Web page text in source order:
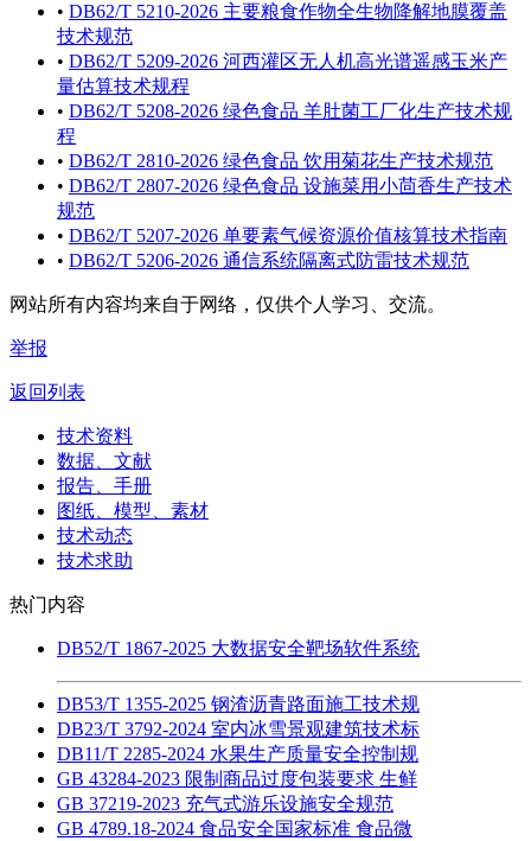
• DB62/T 5210-2026 主要粮食作物全生物降解地膜覆盖
技术规范
• DB62/T 5209-2026 河西灌区无人机高光谱遥感玉米产
量估算技术规程
• DB62/T 5208-2026 绿色食品 羊肚菌工厂化生产技术规
程
• DB62/T 2810-2026 绿色食品 饮用菊花生产技术规范
• DB62/T 2807-2026 绿色食品 设施菜用小茴香生产技术
规范
• DB62/T 5207-2026 单要素气候资源价值核算技术指南
• DB62/T 5206-2026 通信系统隔离式防雷技术规范
网站所有内容均来自于网络，仅供个人学习、交流。
举报
返回列表
技术资料
数据、文献
报告、手册
图纸、模型、素材
技术动态
技术求助
热门内容
DB52/T 1867-2025 大数据安全靶场软件系统
DB53/T 1355-2025 钢渣沥青路面施工技术规
DB23/T 3792-2024 室内冰雪景观建筑技术标
DB11/T 2285-2024 水果生产质量安全控制规
GB 43284-2023 限制商品过度包装要求 生鲜
GB 37219-2023 充气式游乐设施安全规范
GB 4789.18-2024 食品安全国家标准 食品微